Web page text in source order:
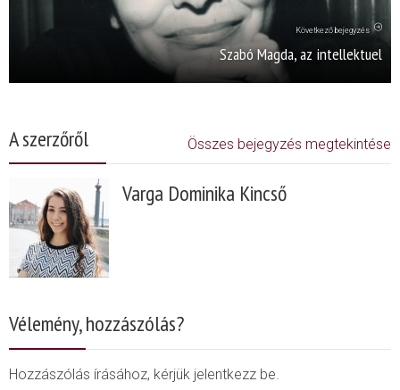
Következő bejegyzés
Szabó Magda, az intellektuel
A szerzőről Összes bejegyzés megtekintése
Varga Dominika Kincső
Vélemény, hozzászólás?
Hozzászólás írásához, kérjük jelentkezz be.